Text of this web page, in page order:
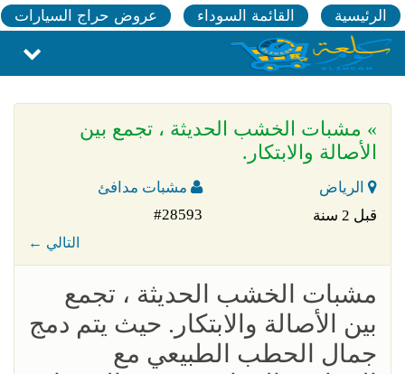
الرئيسية القائمة السوداء عروض حراج السيارات
» مشبات الخشب الحديثة ، تجمع بين
الأصالة والابتكار.
الرياض
مشبات مدافئ
قبل 2 سنة
#28593
← التالي
مشبات الخشب الحديثة ، تجمع
بين الأصالة والابتكار. حيث يتم دمج
جمال الحطب الطبيعي مع